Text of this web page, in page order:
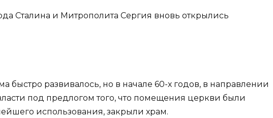
Сталина и Митрополита Сергия вновь открылись
быстро развивалось, но в начале 60-х годов, в направлении
под предлогом того, что помещения церкви были
использования, закрыли храм.